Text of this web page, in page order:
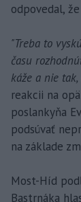
odpovedal,
"Treba to
času
káže a nie
reakcii na
poslankyňa
podsúvať
na základe
Most-Híd
Bastrnáka